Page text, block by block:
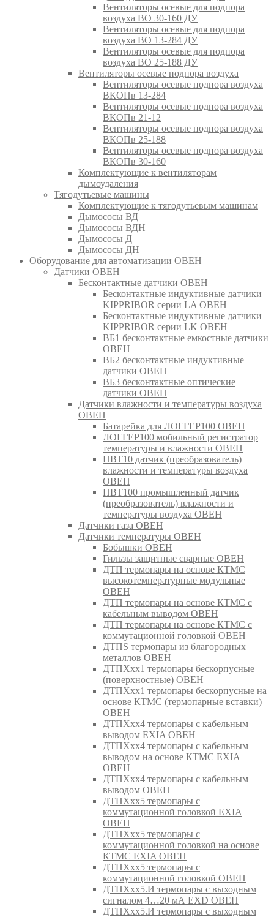
Вентиляторы осевые для подпора
воздуха ВО 30-160 ДУ
Вентиляторы осевые для подпора
воздуха ВО 13-284 ДУ
Вентиляторы осевые для подпора
воздуха ВО 25-188 ДУ
Вентиляторы осевые подпора воздуха
Вентиляторы осевые подпора воздуха
ВКОПв 13-284
Вентиляторы осевые подпора воздуха
ВКОПв 21-12
Вентиляторы осевые подпора воздуха
ВКОПв 25-188
Вентиляторы осевые подпора воздуха
ВКОПв 30-160
Комплектующие к вентиляторам
дымоудаления
Тягодутьевые машины
Комплектующие к тягодутьевым машинам
Дымососы ВД
Дымососы ВДН
Дымососы Д
Дымососы ДН
Оборудование для автоматизации ОВЕН
Датчики ОВЕН
Бесконтактные датчики ОВЕН
Бесконтактные индуктивные датчики
KIPPRIBOR серии LA ОВЕН
Бесконтактные индуктивные датчики
KIPPRIBOR серии LK ОВЕН
ВБ1 бесконтактные емкостные датчики
ОВЕН
ВБ2 бесконтактные индуктивные
датчики ОВЕН
ВБ3 бесконтактные оптические
датчики ОВЕН
Датчики влажности и температуры воздуха
ОВЕН
Батарейка для ЛОГГЕР100 ОВЕН
ЛОГГЕР100 мобильный регистратор
температуры и влажности ОВЕН
ПВТ10 датчик (преобразователь)
влажности и температуры воздуха
ОВЕН
ПВТ100 промышленный датчик
(преобразователь) влажности и
температуры воздуха ОВЕН
Датчики газа ОВЕН
Датчики температуры ОВЕН
Бобышки ОВЕН
Гильзы защитные сварные ОВЕН
ДТП термопары на основе КТМС
высокотемпературные модульные
ОВЕН
ДТП термопары на основе КТМС с
кабельным выводом ОВЕН
ДТП термопары на основе КТМС с
коммутационной головкой ОВЕН
ДТПS термопары из благородных
металлов ОВЕН
ДТПХхх1 термопары бескорпусные
(поверхностные) ОВЕН
ДТПХхх1 термопары бескорпусные на
основе КТМС (термопарные вставки)
ОВЕН
ДТПХхх4 термопары с кабельным
выводом EXIA ОВЕН
ДТПХхх4 термопары с кабельным
выводом на основе КТМС EXIA
ОВЕН
ДТПХхх4 термопары с кабельным
выводом ОВЕН
ДТПХхх5 термопары с
коммутационной головкой EXIA
ОВЕН
ДТПХхх5 термопары с
коммутационной головкой на основе
КТМС EXIA ОВЕН
ДТПХхх5 термопары с
коммутационной головкой ОВЕН
ДТПХхх5.И термопары с выходным
сигналом 4…20 мА EXD ОВЕН
ДТПХхх5.И термопары с выходным